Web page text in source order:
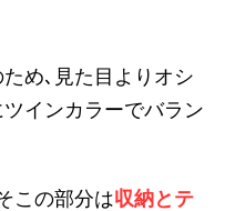
め､見た目よりオシ
インカラーでバラン
この部分は収納とテ